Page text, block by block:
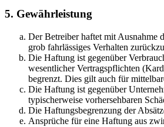
5. Gewährleistung
Der Betreiber haftet mit Ausnahme
grob fahrlässiges Verhalten
Die Haftung ist gegenüber
wesentlicher Vertragspflichten
begrenzt. Dies gilt auch für
Die Haftung ist gegenüber
typischerweise vorhersehbaren
Die Haftungsbegrenzung der
Ansprüche für eine Haftung aus